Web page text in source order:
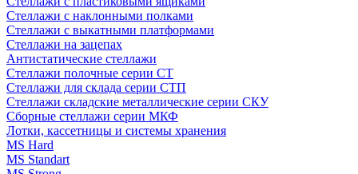
Стеллажи с наклонными полками
Стеллажи с выкатными платформами
Стеллажи на зацепах
Антистатические стеллажи
Стеллажи полочные серии СТ
Стеллажи для склада серии СТП
Стеллажи складские металлические серии СКУ
Сборные стеллажи серии МКФ
Лотки, кассетницы и системы хранения
MS Hard
MS Standart